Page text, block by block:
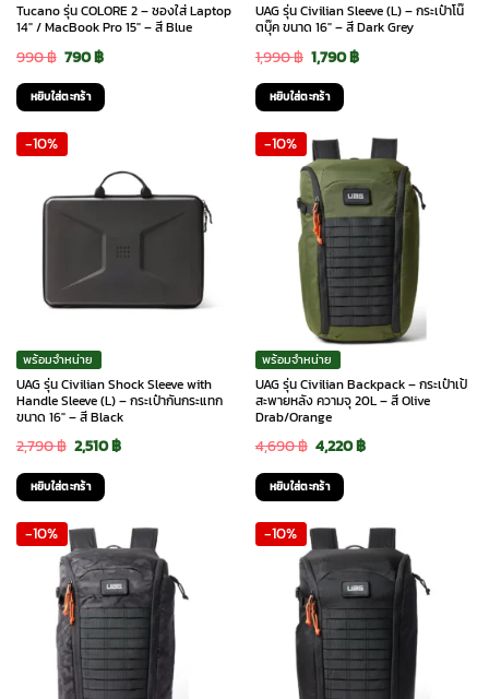
Tucano รุ่น COLORE 2 – ซองใส่ Laptop
14″ / MacBook Pro 15″ – สี Blue
990฿ Original
price
was:
990 ฿.
790฿Current
price
is:
หยิบใส่ตะกร้า
UAG รุ่น Civilian Sleeve (L) – กระเป๋าโน๊
ตบุ๊ค ขนาด 16″ – สี Dark Grey
1,990฿ Original
price
was:
1,990 ฿.
1,790฿Current
1,790 ฿.
หยิบใส่ตะกร้า
-10%
พร้อมจำหน่าย
UAG รุ่น Civilian Shock Sleeve with
Handle Sleeve (L) – กระเป๋ากันกระแทก
ขนาด 16″ – สี Black
2,790฿ Original
price
was:
2,790 ฿.
2,510฿Current
2,510 ฿.
หยิบใส่ตะกร้า
-10%
พร้อมจำหน่าย
UAG รุ่น Civilian Backpack – กระเป๋าเป้
สะพายหลัง ความจุ 20L – สี Olive
Drab/Orange
4,690฿ Original
price
was:
4,690 ฿.
4,220฿Current
4,220 ฿.
หยิบใส่ตะกร้า
-10% -10%